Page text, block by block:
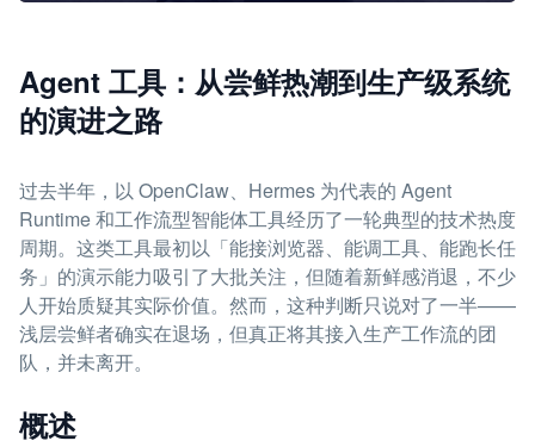
Agent 工具：从尝鲜热潮到生产级系统
的演进之路
过去半年，以 OpenClaw、Hermes 为代表的 Agent
Runtime 和工作流型智能体工具经历了一轮典型的技术热度
周期。这类工具最初以「能接浏览器、能调工具、能跑长任
务」的演示能力吸引了大批关注，但随着新鲜感消退，不少
人开始质疑其实际价值。然而，这种判断只说对了一半——
浅层尝鲜者确实在退场，但真正将其接入生产工作流的团
队，并未离开。
概述